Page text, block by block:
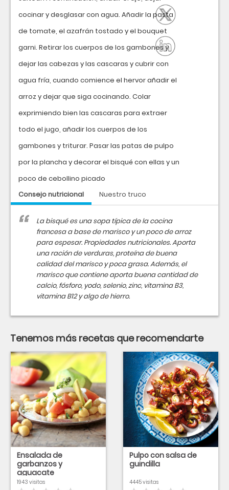
cocinar y desglasar con agua. Añadir la pasta
de tomate, el azafrán tostado y el bouquet
garni. Retirar los cuerpos de los gambones y
dejar las cabezas y las cascaras y cubrir con
agua fría, cuando comience el hervor añadir el
arroz y dejar que siga cocinando. Colar
exprimiendo bien las cascaras para extraer
todo el jugo, añadir los cuerpos de los
gambones y triturar. Pasar las patas de pulpo
por la plancha y decorar el bisqué con ellas y un
poco de cebollino picado
Consejo nutricional
Nuestro truco
La bisqué es una sopa típica de la cocina
francesa a base de marisco y un poco de arroz
para espesar. Propiedades nutricionales. Aporta
una ración de verduras, proteína de buena
calidad del marisco y poca grasa. Además, el
marisco que contiene aporta buena cantidad de
calcio, fósforo, yodo, selenio, zinc, vitamina B3,
vitamina B12 y algo de hierro.
Tenemos más recetas que recomendarte
Ensalada de
garbanzos y
aguacate
1943 visitas
Pulpo con salsa de
guindilla
4445 visitas